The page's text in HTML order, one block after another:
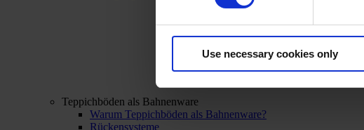
Use necessary cookies only
Teppichböden als Bahnenware
Warum Teppichböden als Bahnenware?
Rückensysteme